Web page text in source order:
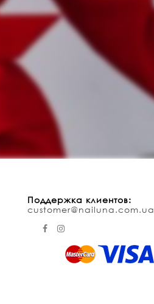
Поддержка клиентов:
customer@nailuna.com.ua